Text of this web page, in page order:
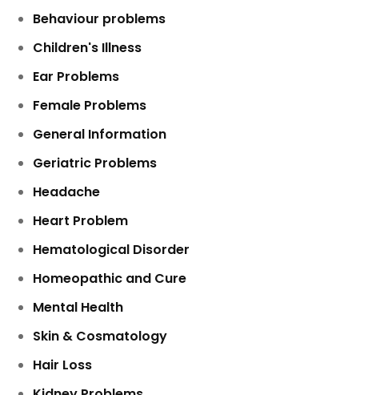
Behaviour problems
Children's Illness
Ear Problems
Female Problems
General Information
Geriatric Problems
Headache
Heart Problem
Hematological Disorder
Homeopathic and Cure
Mental Health
Skin & Cosmatology
Hair Loss